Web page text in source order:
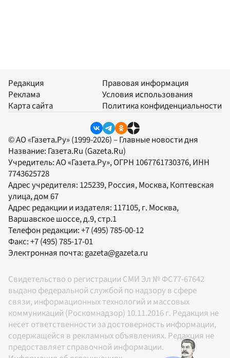
Редакция
Реклама
Карта сайта
Правовая информация
Условия использования
Политика конфиденциальности
© АО «Газета.Ру» (1999-2026) – Главные новости дня
Название: Газета.Ru (Gazeta.Ru)
Учредитель:АО «Газета.Ру», ОГРН 1067761730376, ИНН
7743625728
Адрес учредителя: 125239, Россия, Москва, Коптевская
улица, дом 67
Адрес редакции и издателя: 117105, г. Москва,
Варшавское шоссе, д.9, стр.1
Телефон редакции:+7 (495) 785-00-12
Факс:+7 (495) 785-17-01
Электронная почта:gazeta@gazeta.ru
Свидетельство о регистрации СМИ Эл № ФС77-67642
выдано федеральной службой по надзору в сфере
связи, информационных технологий и массовых
коммуникаций (Роскомнадзор) 10.11.2016 г. Редакция не
несет ответственности за достоверность информации,
содержащейся в рекламных объявлениях. Редакция не
предоставляет справочной информации.